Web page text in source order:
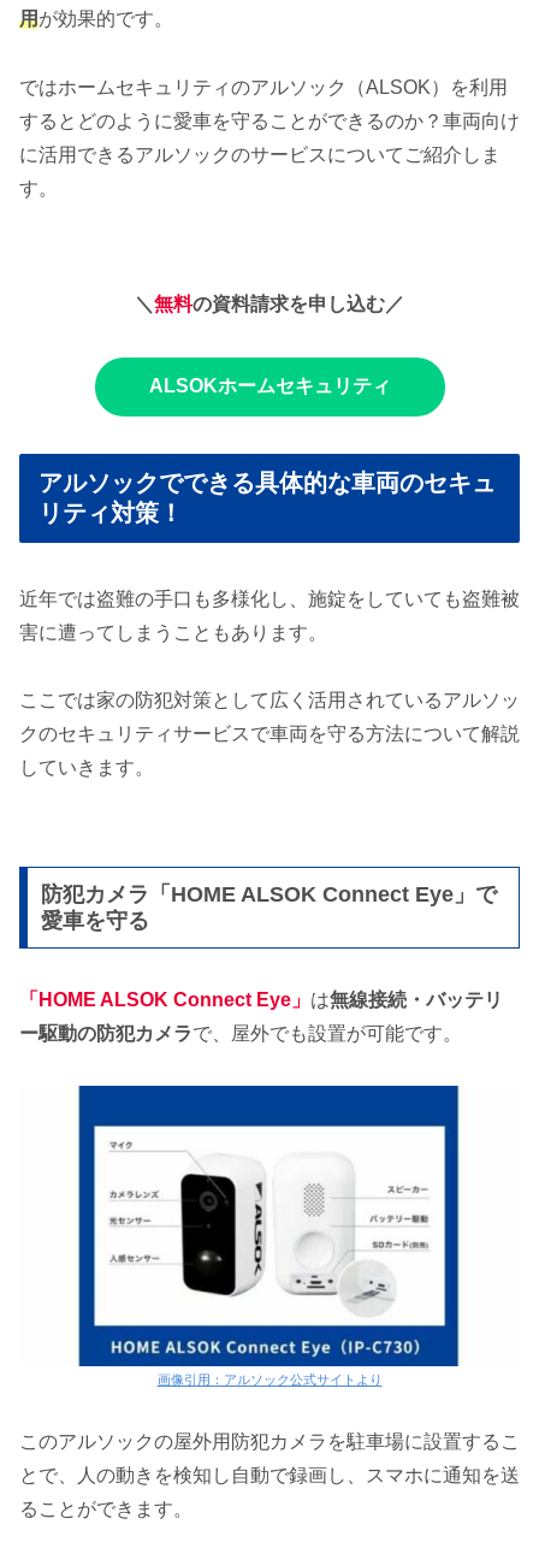
用が効果的です。
ではホームセキュリティのアルソック（ALSOK）を利用
するとどのように愛車を守ることができるのか？車両向け
に活用できるアルソックのサービスについてご紹介しま
す。
＼ 無料の資料請求を申し込む／
ALSOKホームセキュリティ
アルソックでできる具体的な車両のセキュ
リティ対策！
近年では盗難の手口も多様化し、施錠をしていても盗難被
害に遭ってしまうこともあります。
ここでは家の防犯対策として広く活用されているアルソッ
クのセキュリティサービスで車両を守る方法について解説
していきます。
防犯カメラ「HOME ALSOK Connect Eye」で
愛車を守る
「HOME ALSOK Connect Eye」 は無線接続・バッテリ
ー駆動の防犯カメラで、屋外でも設置が可能です。
画像引用：アルソック公式サイトより
このアルソックの屋外用防犯カメラを駐車場に設置するこ
とで、人の動きを検知し自動で録画し、スマホに通知を送
ることができます。